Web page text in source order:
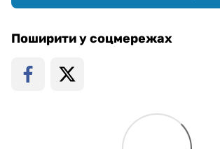
Поширити у соцмережах